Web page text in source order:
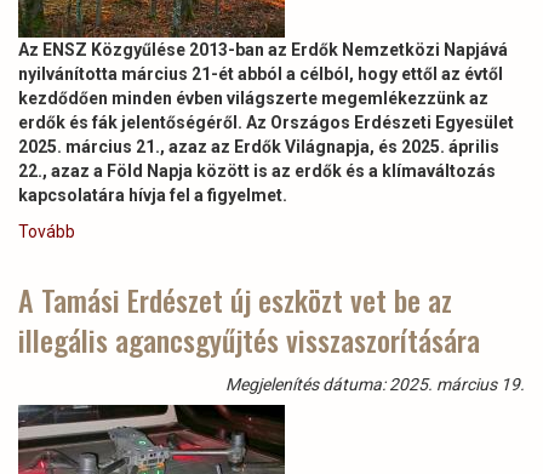
Az ENSZ Közgyűlése 2013-ban az Erdők Nemzetközi Napjává
nyilvánította március 21-ét abból a célból, hogy ettől az évtől
kezdődően minden évben világszerte megemlékezzünk az
erdők és fák jelentőségéről. Az Országos Erdészeti Egyesület
2025. március 21., azaz az Erdők Világnapja, és 2025. április
22., azaz a Föld Napja között is az erdők és a klímaváltozás
kapcsolatára hívja fel a figyelmet.
Tovább
A Tamási Erdészet új eszközt vet be az
illegális agancsgyűjtés visszaszorítására
Megjelenítés dátuma: 2025. március 19.